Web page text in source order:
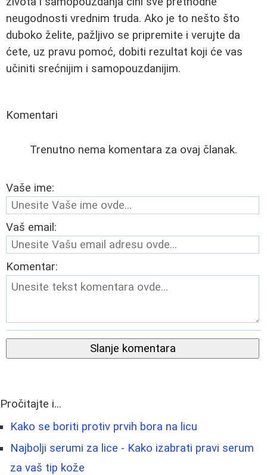
neugodnosti vrednim truda. Ako je to nešto što
duboko želite, pažljivo se pripremite i verujte da
ćete, uz pravu pomoć, dobiti rezultat koji će vas
učiniti srećnijim i samopouzdanijim.
Komentari
Trenutno nema komentara za ovaj članak.
Vaše ime:
Vaš email:
Komentar:
Slanje komentara
Pročitajte i...
Kako se boriti protiv prvih bora na licu
Najbolji serumi za lice - Kako izabrati pravi serum
za vaš tip kože